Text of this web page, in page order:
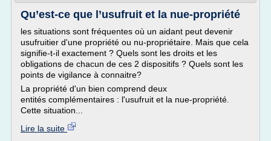
Qu’est-ce que l’usufruit et la nue-propriété
les situations sont fréquentes où un aidant peut devenir
usufruitier d'une propriété ou nu-propriétaire. Mais que cela
signifie-t-il exactement ? Quels sont les droits et les
obligations de chacun de ces 2 dispositifs ? Quels sont les
points de vigilance à connaitre?
La propriété d'un bien comprend deux
entités complémentaires : l'usufruit et la nue-propriété.
Cette situation...
Lire la suite